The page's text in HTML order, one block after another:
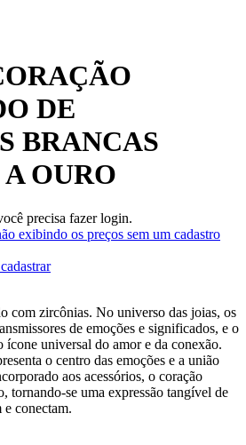
DE
BRANCAS
OURO
precisa fazer login.
exibindo os preços sem um cadastro
com zircônias. No universo das joias, os
de emoções e significados, e o
ícone universal do amor e da conexão.
o centro das emoções e a união
aos acessórios, o coração
tornando-se uma expressão tangível de
e conectam.